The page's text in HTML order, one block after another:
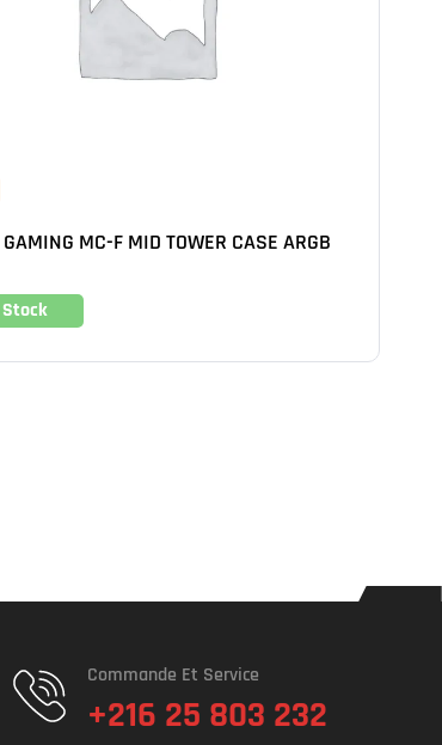
MC-F MID TOWER CASE ARGB
Commande Et Service
+216 25 803 232